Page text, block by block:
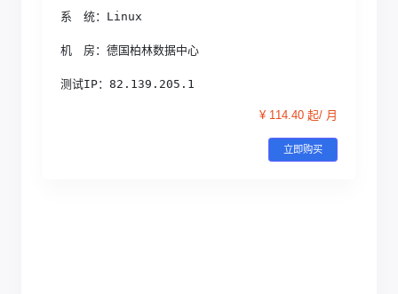
系　统：Linux
机　房：德国柏林数据中心
测试IP：82.139.205.1
¥ 114.40 起/ 月
立即购买